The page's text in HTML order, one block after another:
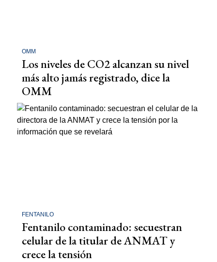
OMM
Los niveles de CO2 alcanzan su nivel
más alto jamás registrado, dice la
OMM
FENTANILO
Fentanilo contaminado: secuestran
celular de la titular de ANMAT y
crece la tensión